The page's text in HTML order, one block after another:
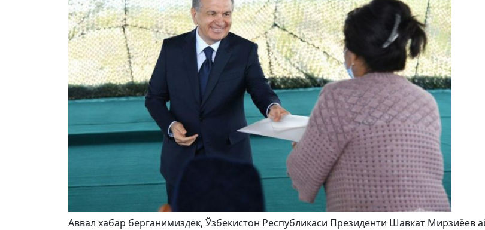
Аввал хабар берганимиздек, Ўзбекистон Республикаси Президенти Шавкат Мирзиёев